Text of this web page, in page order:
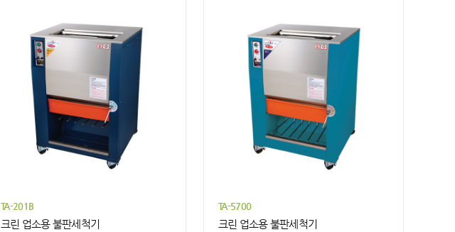
TA-201B
크린 업소용 불판세척기
TA-5700
크린 업소용 불판세척기